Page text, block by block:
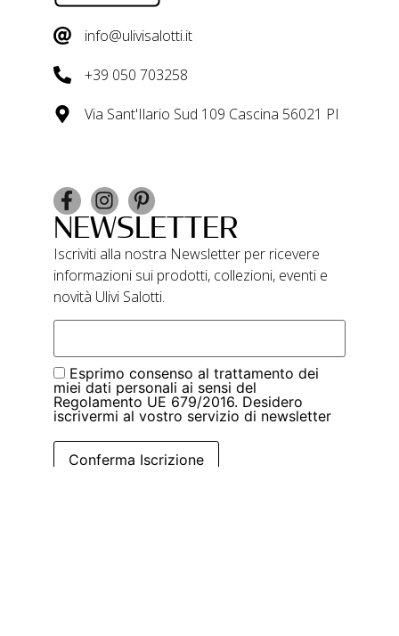
info@ulivisalotti.it
+39 050 703258
Via Sant'Ilario Sud 109 Cascina 56021 PI
NEWSLETTER
Iscriviti alla nostra Newsletter per ricevere
informazioni sui prodotti, collezioni, eventi e
novità Ulivi Salotti.
Esprimo consenso al trattamento dei
miei dati personali ai sensi del
Regolamento UE 679/2016. Desidero
iscrivermi al vostro servizio di newsletter
Conferma Iscrizione